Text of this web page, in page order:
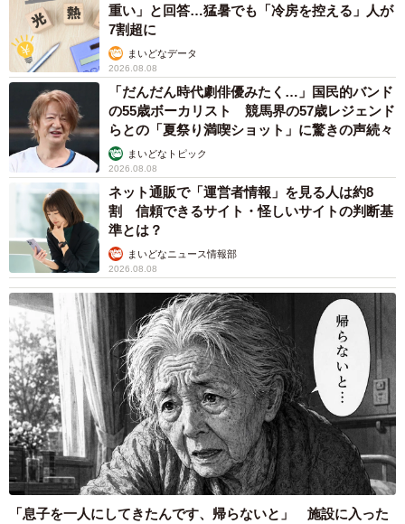
重い」と回答…猛暑でも「冷房を控える」人が
7割超に
まいどなデータ
2026.08.08
「だんだん時代劇俳優みたく…」国民的バンド
の55歳ボーカリスト 競馬界の57歳レジェンド
らとの「夏祭り満喫ショット」に驚きの声続々
まいどなトピック
2026.08.08
ネット通販で「運営者情報」を見る人は約8
割 信頼できるサイト・怪しいサイトの判断基
準とは？
まいどなニュース情報部
2026.08.08
「息子を一人にしてきたんです、帰らないと」 施設に入った